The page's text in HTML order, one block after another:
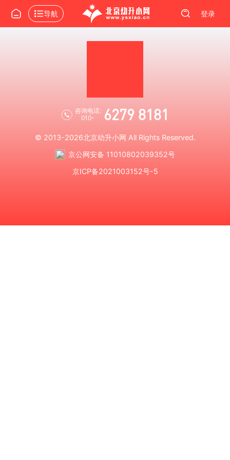
导航 登录
咨询电话:
010-
6279 8181
© 2013-2026北京幼升小网 All Rights Reserved.
京公网安备 11010802039352号
京ICP备2021003152号-5